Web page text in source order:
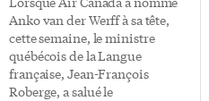
Anko van der Werff à sa tête,
cette semaine, le ministre
québécois de la Langue
française, Jean-François
Roberge, a salué le